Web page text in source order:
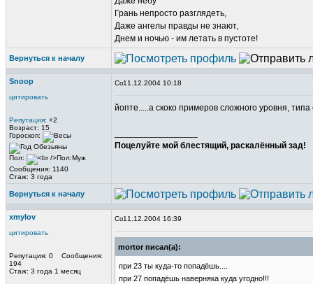
Грань непросто разглядеть,
Даже ангелы правды не знают,
Днем и ночью - им летать в пустоте!
Вернуться к началу
Snoop
цитировать
Репутация: +2
Возраст: 15
Гороскоп:
Пол:
Сообщения: 1140
Стаж: 3 года
11.12.2004 10:18
йопте.....а скоко примеров сложного уровня,
Поцелуйте мой блестящий, раскалённый зад!
Вернуться к началу
xmylov
цитировать
Репутация: 0 Сообщения:
194
Стаж: 3 года 1 месяц
11.12.2004 16:39
mortor писал(а):
при 23 ты куда-то попадёшь....
при 27 попадёшь наверняка куда угодно!!!